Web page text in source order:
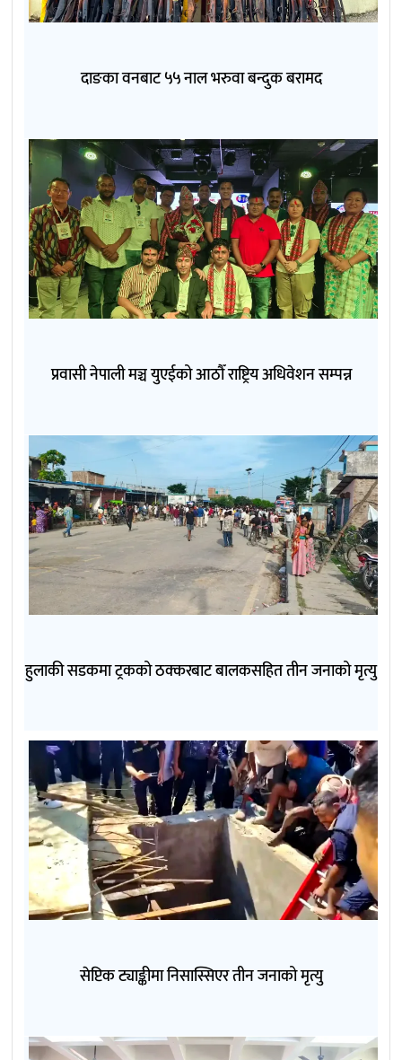
दाङका वनबाट ५५ नाल भरुवा बन्दुक बरामद
प्रवासी नेपाली मञ्च युएईको आठौँ राष्ट्रिय अधिवेशन सम्पन्न
हुलाकी सडकमा ट्रकको ठक्करबाट बालकसहित तीन जनाको मृत्यु
सेप्टिक ट्याङ्कीमा निसास्सिएर तीन जनाको मृत्यु